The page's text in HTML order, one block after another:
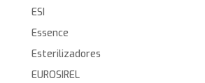
ESI
Essence
Esterilizadores
EUROSIREL